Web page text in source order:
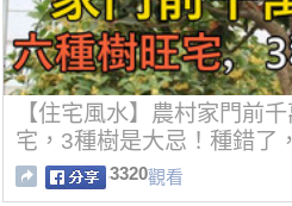
【住宅風水】農村家門前
宅，3種樹是大忌！種錯了
3320觀看